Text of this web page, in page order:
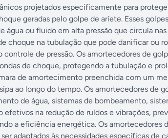
projetados especificamente para
geradas pelo golpe de aríete. Esses
ou fluido em alta pressão que circula nas
choque na tubulação que pode danificar ou
de pressão. Os amortecedores de
de choque, protegendo a tubulação e
de amortecimento preenchida com um
ao longo do tempo. Os amortecedores de
de água, sistemas de bombeamento,
na redução de ruídos e vibrações,
a eficiência energética. Os amortecedores
adaptados às necessidades específicas de